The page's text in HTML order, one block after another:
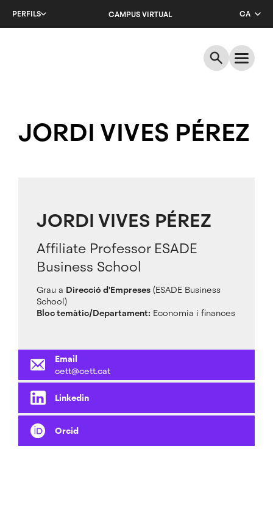
PERFILS CAMPUS VIRTUAL
CA
ES
JORDI VIVES PÉREZ
JORDI VIVES PÉREZ
Affiliate Professor ESADE
Business School
Grau a Direcció d'Empreses (ESADE Business
School)
Bloc temàtic/Departament: Economia i finances
Email
cett@cett.cat
Linkedin
Orcid